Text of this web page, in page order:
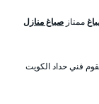
ممتاز صباغ منازل
فني حداد الكويت